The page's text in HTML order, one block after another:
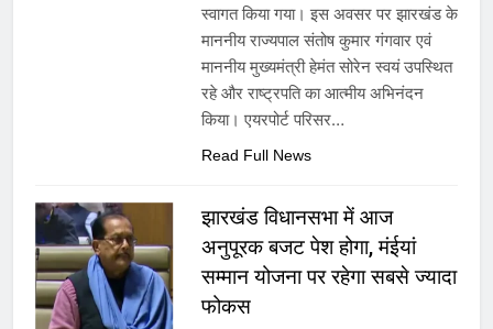
स्वागत किया गया। इस अवसर पर झारखंड के
माननीय राज्यपाल संतोष कुमार गंगवार एवं
माननीय मुख्यमंत्री हेमंत सोरेन स्वयं उपस्थित
रहे और राष्ट्रपति का आत्मीय अभिनंदन
किया। एयरपोर्ट परिसर…
Read Full News
झारखंड विधानसभा में आज
अनुपूरक बजट पेश होगा, मंईयां
सम्मान योजना पर रहेगा सबसे ज्यादा
फोकस